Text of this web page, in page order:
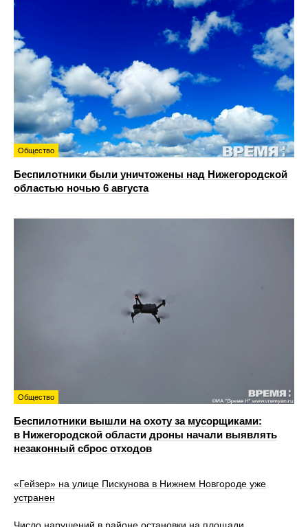
Общество
Беспилотники были уничтожены над Нижегородской
областью ночью 6 августа
Общество
Беспилотники вышли на охоту за мусорщиками:
в Нижегородской области дроны начали выявлять
незаконный сброс отходов
«Гейзер» на улице Пискунова в Нижнем Новгороде уже
устранен